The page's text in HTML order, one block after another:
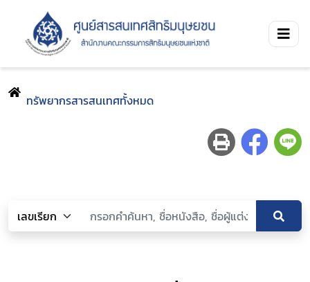
ทรัพยากรสารสนเทศทั้งหมด